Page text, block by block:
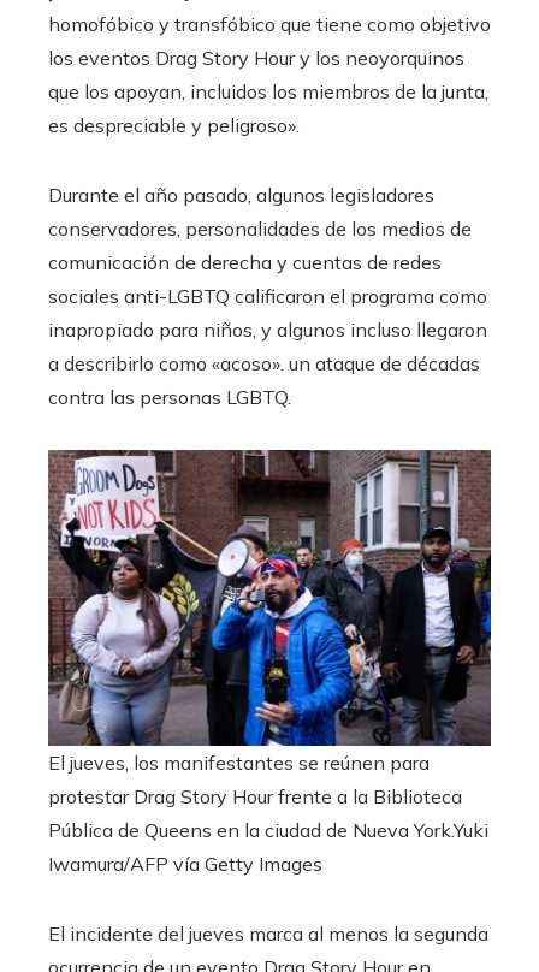
homofóbico y transfóbico que tiene como objetivo
los eventos Drag Story Hour y los neoyorquinos
que los apoyan, incluidos los miembros de la junta,
es despreciable y peligroso».
Durante el año pasado, algunos legisladores
conservadores, personalidades de los medios de
comunicación de derecha y cuentas de redes
sociales anti-LGBTQ calificaron el programa como
inapropiado para niños, y algunos incluso llegaron
a describirlo como «acoso». un ataque de décadas
contra las personas LGBTQ.
El jueves, los manifestantes se reúnen para
protestar Drag Story Hour frente a la Biblioteca
Pública de Queens en la ciudad de Nueva York.Yuki
Iwamura/AFP vía Getty Images
El incidente del jueves marca al menos la segunda
ocurrencia de un evento Drag Story Hour en